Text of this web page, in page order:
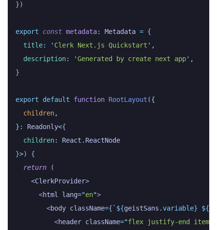
})
export const metadata: Metadata = {
  title
: ' Clerk Next.js Quickstart ' ,
  description
: 'Generated by create next app' ,
}
export default function RootLayout ({
  children
,
}:
Readonly<{
  children
: React . ReactNode
}>)
{
  return
(
    <
ClerkProvider>
      <
html lang="en">
        <
body className={ ` ${geistSans .variable} ${
          <
header className="flex justify-end items-